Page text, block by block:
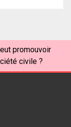
promouvoir
civile ?